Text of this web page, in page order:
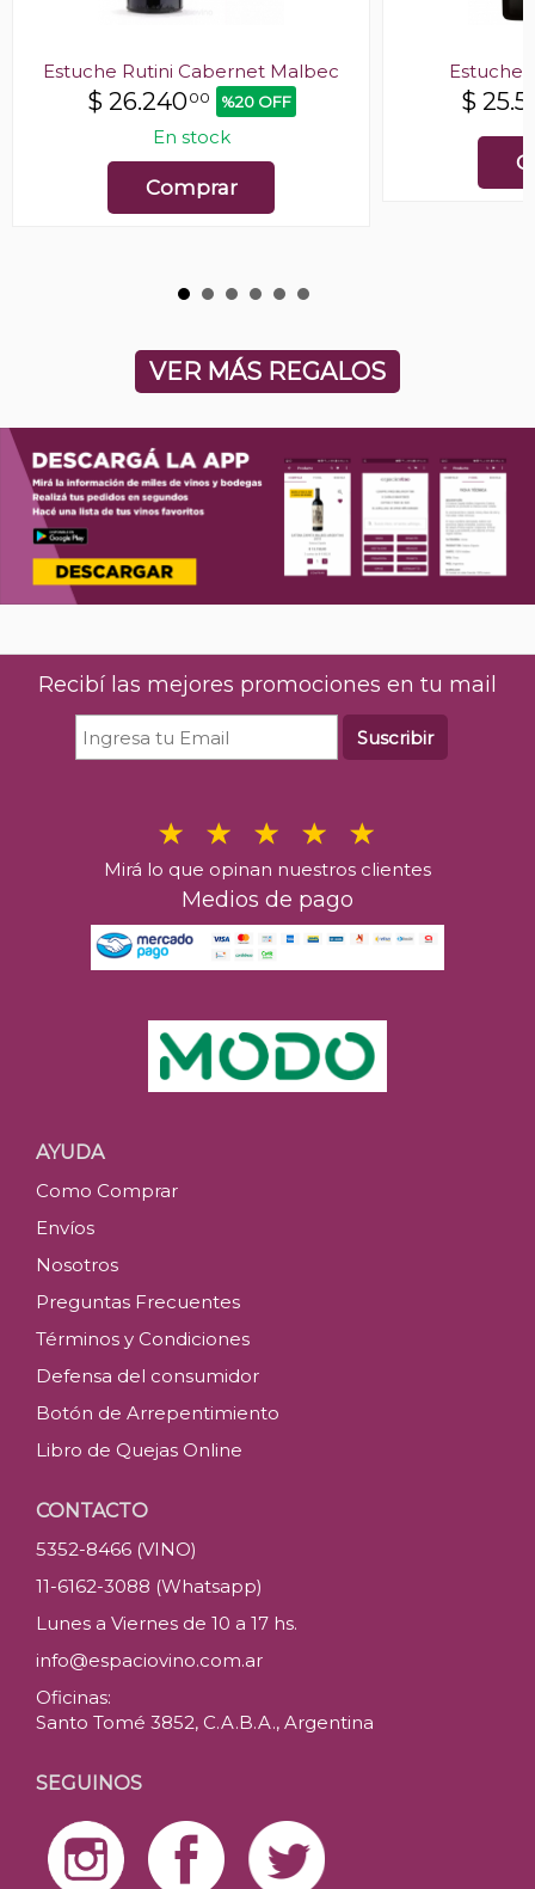
Estuche Rutini Cabernet Malbec
$ 26.24000 %20 OFF
En stock
Comprar
Estuche
$
VER MÁS REGALOS
Recibí las mejores promociones en tu mail
Suscribir
Mirá lo que opinan nuestros clientes
Medios de pago
AYUDA
Como Comprar
Envíos
Nosotros
Preguntas Frecuentes
Términos y Condiciones
Defensa del consumidor
Botón de Arrepentimiento
Libro de Quejas Online
CONTACTO
5352-8466 (VINO)
11-6162-3088 (Whatsapp)
Lunes a Viernes de 10 a 17 hs.
info@espaciovino.com.ar
Oficinas:
Santo Tomé 3852, C.A.B.A., Argentina
SEGUINOS